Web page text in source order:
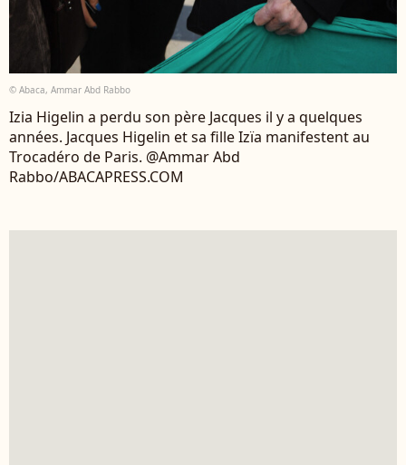
© Abaca, Ammar Abd Rabbo
Izia Higelin a perdu son père Jacques il y a quelques
années. Jacques Higelin et sa fille Izïa manifestent au
Trocadéro de Paris. @Ammar Abd
Rabbo/ABACAPRESS.COM